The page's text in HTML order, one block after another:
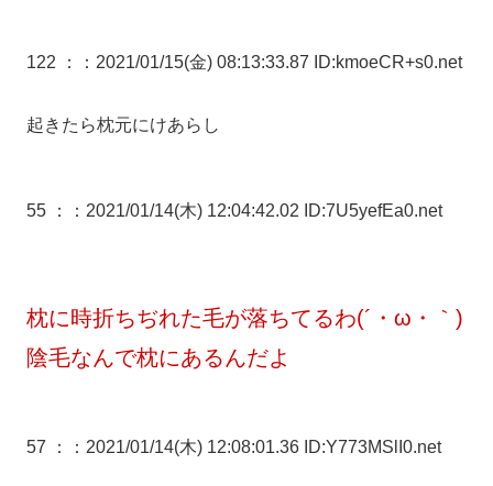
122 ： ：2021/01/15(金) 08:13:33.87 ID:kmoeCR+s0.net
起きたら枕元にけあらし
55 ： ：2021/01/14(木) 12:04:42.02 ID:7U5yefEa0.net
枕に時折ちぢれた毛が落ちてるわ(´・ω・｀)
陰毛なんで枕にあるんだよ
57 ： ：2021/01/14(木) 12:08:01.36 ID:Y773MSlI0.net